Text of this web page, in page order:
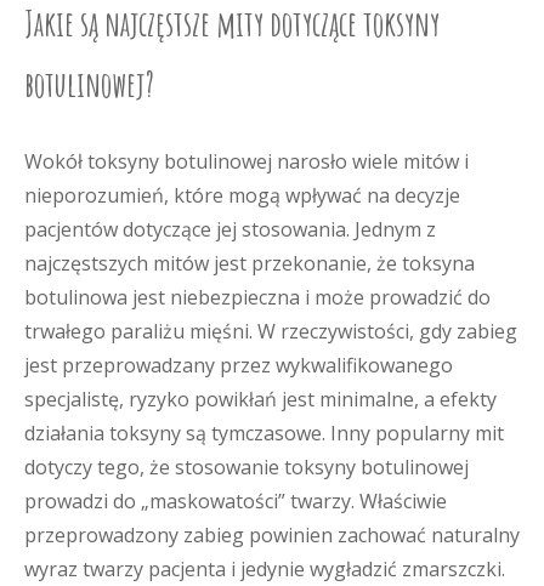
Jakie są najczęstsze mity dotyczące toksyny
botulinowej?
Wokół toksyny botulinowej narosło wiele mitów i
nieporozumień, które mogą wpływać na decyzje
pacjentów dotyczące jej stosowania. Jednym z
najczęstszych mitów jest przekonanie, że toksyna
botulinowa jest niebezpieczna i może prowadzić do
trwałego paraliżu mięśni. W rzeczywistości, gdy zabieg
jest przeprowadzany przez wykwalifikowanego
specjalistę, ryzyko powikłań jest minimalne, a efekty
działania toksyny są tymczasowe. Inny popularny mit
dotyczy tego, że stosowanie toksyny botulinowej
prowadzi do „maskowatości” twarzy. Właściwie
przeprowadzony zabieg powinien zachować naturalny
wyraz twarzy pacjenta i jedynie wygładzić zmarszczki.